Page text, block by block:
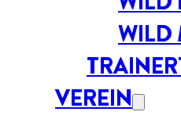
WILD
VEREIN